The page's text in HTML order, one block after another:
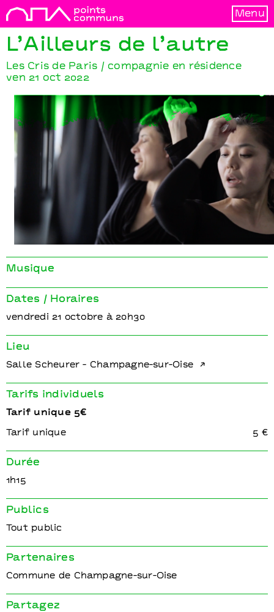
Menu
L’Ailleurs de l’autre
Les Cris de Paris / compagnie en résidence
ven 21 oct 2022
L’Ailleurs de l’autre
Les Cris de Paris / compagnie en résidence
Musique
Dates / Horaires
vendredi 21 octobre à 20h30
Lieu
Salle Scheurer - Champagne-sur-Oise
Tarifs individuels
Tarif unique 5€
Tarif unique 5 €
Durée
1h15
Publics
Tout public
Partenaires
Commune de Champagne-sur-Oise
Partagez